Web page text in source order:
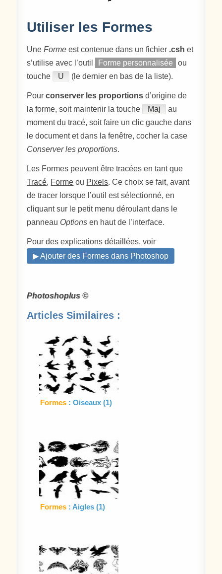
Utiliser les Formes
UneForme est contenue dans un fichier .csh et
s’utilise avec l’outil
Forme personnalisée
ou
touche
U (le dernier en bas de la liste).
Pourconserver les proportions d’origine de
la forme, soit maintenir la touche
Maj
au
moment du tracé, soit faire un clic gauche dans
le document et dans la fenêtre, cocher la case
Conserver les proportions.
Les Formes peuvent être tracées en tant que
Tracé, Forme ou Pixels. Ce choix se fait, avant
de tracer lorsque l’outil est sélectionné, en
cliquant sur le petit menu déroulant dans le
panneau Options en haut de l’interface.
Pour des explications détaillées, voir
▶ Ajouter des Formes dans Photoshop
Photoshoplus ©
Articles Similaires :
Formes : Oiseaux (1)
Formes : Aigles (1)